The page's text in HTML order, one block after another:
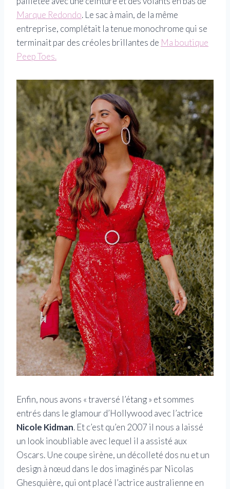
Marque Redondo. Le sac à main, de la même
entreprise, complétait la tenue monochrome qui se
terminait par des créoles brillantes de Ma boutique
Peep Toes.
Enfin, nous avons « traversé l’étang » et sommes
entrés dans le glamour d’Hollywood avec l’actrice
Nicole Kidman. Et c’est qu’en 2007 il nous a laissé
un look inoubliable avec lequel il a assisté aux
Oscars. Une coupe sirène, un décolleté dos nu et un
design à nœud dans le dos imaginés par Nicolas
Ghesquière, qui ont placé l’actrice australienne en